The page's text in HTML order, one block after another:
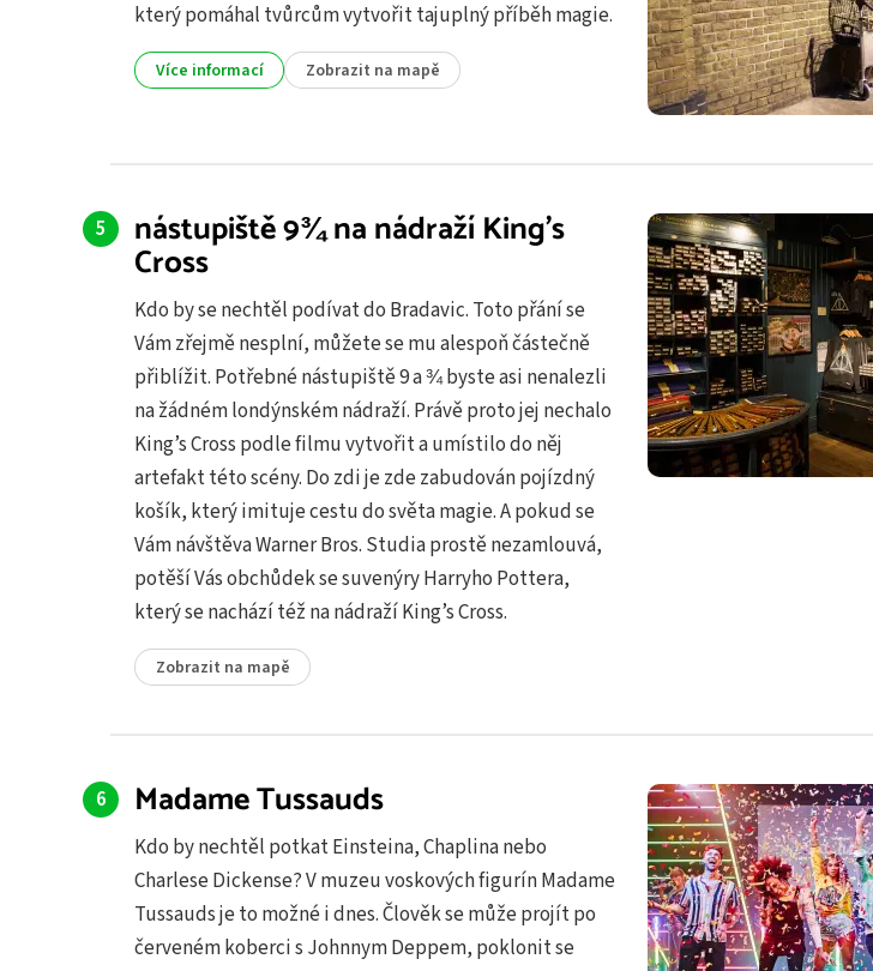
který pomáhal tvůrcům vytvořit tajuplný příběh magie.
Více informací Zobrazit na mapě
nástupiště 9¾ na nádraží King’s
Cross
Kdo by se nechtěl podívat do Bradavic. Toto přání se
Vám zřejmě nesplní, můžete se mu alespoň částečně
přiblížit. Potřebné nástupiště 9 a ¾ byste asi nenalezli
na žádném londýnském nádraží. Právě proto jej nechalo
King’s Cross podle filmu vytvořit a umístilo do něj
artefakt této scény. Do zdi je zde zabudován pojízdný
košík, který imituje cestu do světa magie. A pokud se
Vám návštěva Warner Bros. Studia prostě nezamlouvá,
potěší Vás obchůdek se suvenýry Harryho Pottera,
který se nachází též na nádraží King’s Cross.
Zobrazit na mapě
Madame Tussauds
Kdo by nechtěl potkat Einsteina, Chaplina nebo
Charlese Dickense? V muzeu voskových figurín Madame
Tussauds je to možné i dnes. Člověk se může projít po
červeném koberci s Johnnym Deppem, poklonit se